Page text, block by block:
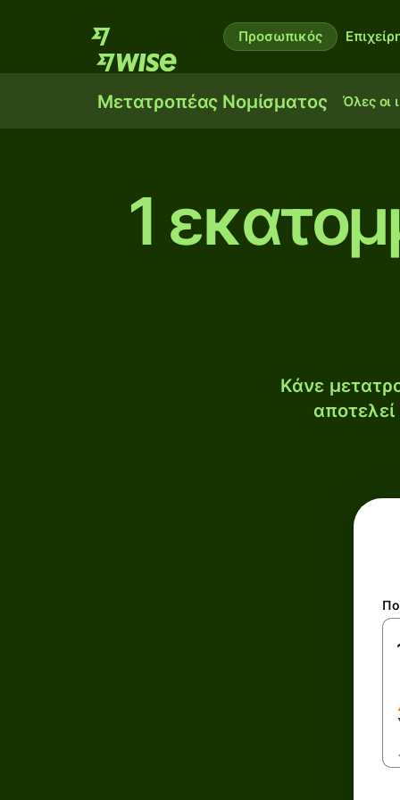
Προσωπικός
Μετατροπέας Νομίσματος Όλες οι
1
Κάνε